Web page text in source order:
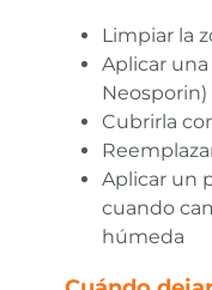
Limpiar la
Aplicar
Neosporin)
Cubrirla
Aplicar un
cuando
húmeda